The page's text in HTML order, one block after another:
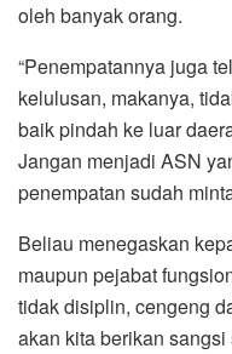
oleh banyak orang.
“Penempatannya juga
kelulusan, makanya,
baik pindah ke luar
Jangan menjadi ASN
penempatan sudah
Beliau menegaskan
maupun pejabat
tidak disiplin, cengeng
akan kita berikan